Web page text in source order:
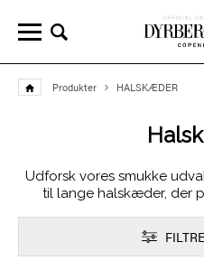
Produkter HALSKÆDER
Udforsk vores smukke
til lange halskæder, der